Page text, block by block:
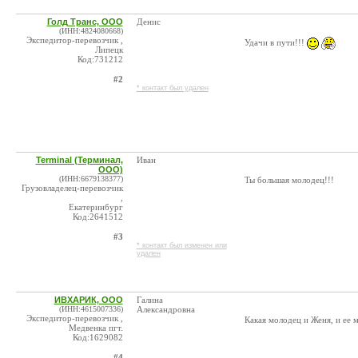
Голд Транс, ООО
(ИНН:4824080668)
Экспедитор-перевозчик ,
Липецк
Код:731212
#2
Денис
* контакт был удален
Удачи в пути!!!
Terminal (Терминал,
ООО)
(ИНН:6679138377)
Грузовладелец-перевозчик
Екатеринбург
Код:2641512
#3
Иван
* контакт был изменен или
удален
Ты большая молодец!!!
ИВХАРИК, ООО
(ИНН:4615007336)
Экспедитор-перевозчик ,
Медвенка пгт.
Код:1629082
Галина
Александровна
Какая молодец и Женя, и ее